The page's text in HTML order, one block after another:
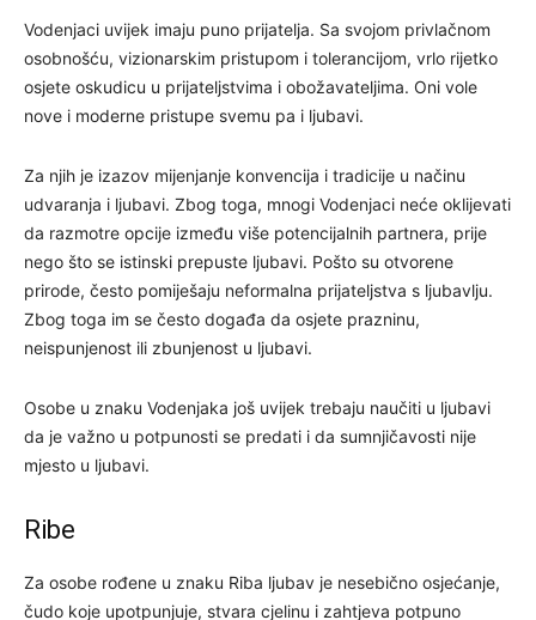
Vodenjaci uvijek imaju puno prijatelja. Sa svojom privlačnom
osobnošću, vizionarskim pristupom i tolerancijom, vrlo rijetko
osjete oskudicu u prijateljstvima i obožavateljima. Oni vole
nove i moderne pristupe svemu pa i ljubavi.
Za njih je izazov mijenjanje konvencija i tradicije u načinu
udvaranja i ljubavi. Zbog toga, mnogi Vodenjaci neće oklijevati
da razmotre opcije između više potencijalnih partnera, prije
nego što se istinski prepuste ljubavi. Pošto su otvorene
prirode, često pomiješaju neformalna prijateljstva s ljubavlju.
Zbog toga im se često događa da osjete prazninu,
neispunjenost ili zbunjenost u ljubavi.
Osobe u znaku Vodenjaka još uvijek trebaju naučiti u ljubavi
da je važno u potpunosti se predati i da sumnjičavosti nije
mjesto u ljubavi.
Ribe
Za osobe rođene u znaku Riba ljubav je nesebično osjećanje,
čudo koje upotpunjuje, stvara cjelinu i zahtjeva potpuno